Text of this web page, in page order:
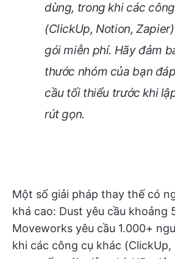
dùng, trong khi các
(ClickUp, Notion,
gói miễn phí. Hãy đảm
thước nhóm của bạn
cầu tối thiểu trước khi
rút gọn.
Một số giải pháp thay thế có
khá cao: Dust yêu cầu khoảng
Moveworks yêu cầu 1.000+
khi các công cụ khác